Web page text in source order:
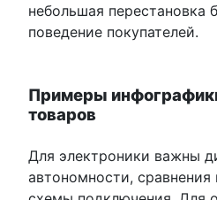
небольшая перестановка
поведение покупателей.
Примеры
товаров
Для электроники важны
автономности,